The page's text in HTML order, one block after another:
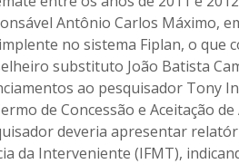
Antônio Carlos Máximo,
no sistema Fiplan, o que
substituto João Batista
ao pesquisador Tony
de Concessão e Aceitação
deveria apresentar
da Interveniente (IFMT),